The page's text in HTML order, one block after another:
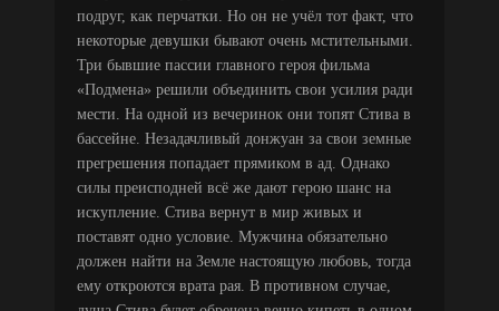
подруг, как перчатки. Но он не учёл тот факт, что
некоторые девушки бывают очень мстительными.
Три бывшие пассии главного героя фильма
«Подмена» решили объединить свои усилия ради
мести. На одной из вечеринок они топят Стива в
бассейне. Незадачливый донжуан за свои земные
прегрешения попадает прямиком в ад. Однако
силы преисподней всё же дают герою шанс на
искупление. Стива вернут в мир живых и
поставят одно условие. Мужчина обязательно
должен найти на Земле настоящую любовь, тогда
ему откроются врата рая. В противном случае,